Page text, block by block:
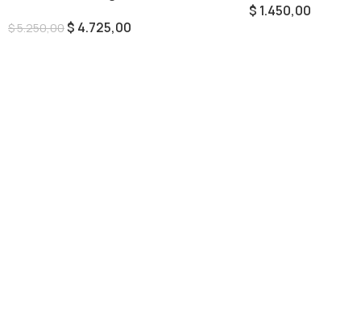
$5.250,00$ 4.725,00
$ 1.450,00